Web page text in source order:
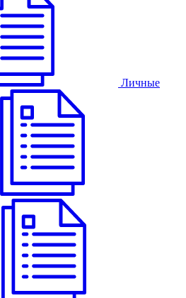
Личные